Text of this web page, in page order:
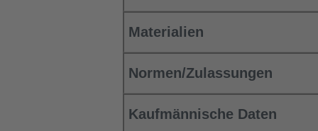
Materialien
Normen/Zulassungen
Kaufmännische Daten